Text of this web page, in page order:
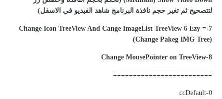
لتتصحيح ثم تغير حجم نافذة البرنامج شاهد الفيديو في الاسفل)
7-Change Icon TreeView And Cange ImageList TreeView 6 Ezy =
(Change Pakeg IMG Tree)
8-Change MousePointer on TreeView
=========================
0-ccDefault